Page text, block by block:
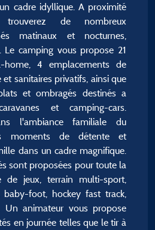
cadre idyllique. A proximité
trouverez de nombreux
matinaux et nocturnes,
Le camping vous propose 21
4 emplacements de
sanitaires privatifs, ainsi que
et ombragés destinés a
et camping-cars.
l'ambiance familiale du
moments de détente et
dans un cadre magnifique.
sont proposées pour toute la
de jeux, terrain multi-sport,
baby-foot, hockey fast track,
Un animateur vous propose
en journée telles que le tir à